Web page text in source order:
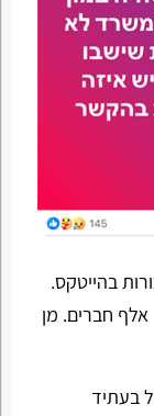
בהייטקס.
מצהירה על עצמה שיש בה כ-104 אלף חברים. מן
בעתיד